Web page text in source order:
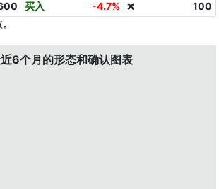
买入 -4.7% ❌ 100
6个月的形态和确认图表